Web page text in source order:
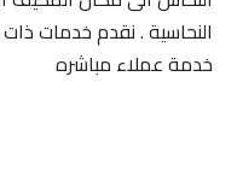
النحاسية . نقدم خدمات
خدمة عملاء مباشره